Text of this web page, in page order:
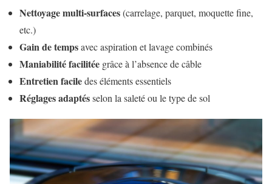
Nettoyage multi-surfaces(carrelage, parquet, moquette fine,
etc.)
Gain de tempsavec aspiration et lavage combinés
Maniabilité facilitée grâce à l’absence de câble
Entretien faciledes éléments essentiels
Réglages adaptésselon la saleté ou le type de sol